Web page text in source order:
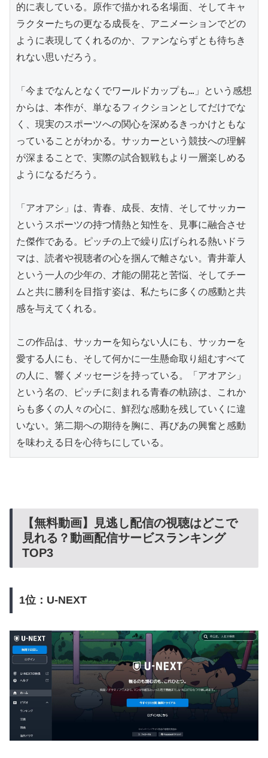
的に表している。原作で描かれる名場面、そしてキャ
ラクターたちの更なる成長を、アニメーションでどの
ように表現してくれるのか、ファンならずとも待ちき
れない思いだろう。
「今までなんとなくでワールドカップも…」という感想
からは、本作が、単なるフィクションとしてだけでな
く、現実のスポーツへの関心を深めるきっかけともな
っていることがわかる。サッカーという競技への理解
が深まることで、実際の試合観戦もより一層楽しめる
ようになるだろう。
「アオアシ」は、青春、成長、友情、そしてサッカー
というスポーツの持つ情熱と知性を、見事に融合させ
た傑作である。ピッチの上で繰り広げられる熱いドラ
マは、読者や視聴者の心を掴んで離さない。青井葦人
という一人の少年の、才能の開花と苦悩、そしてチー
ムと共に勝利を目指す姿は、私たちに多くの感動と共
感を与えてくれる。
この作品は、サッカーを知らない人にも、サッカーを
愛する人にも、そして何かに一生懸命取り組むすべて
の人に、響くメッセージを持っている。「アオアシ」
という名の、ピッチに刻まれる青春の軌跡は、これか
らも多くの人々の心に、鮮烈な感動を残していくに違
いない。第二期への期待を胸に、再びあの興奮と感動
を味わえる日を心待ちにしている。
【無料動画】見逃し配信の視聴はどこで
見れる？動画配信サービスランキング
TOP3
1位：U-NEXT